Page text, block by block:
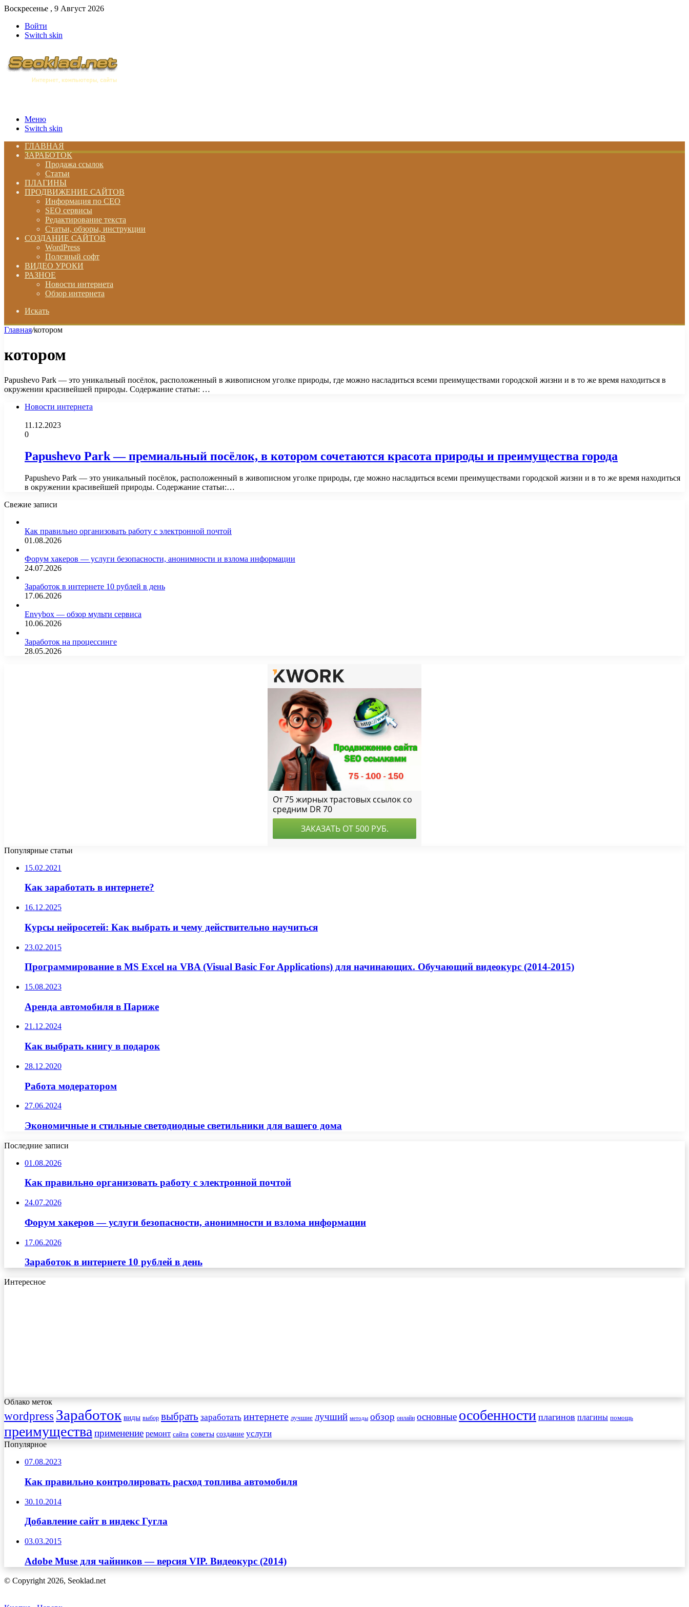
Воскресенье , 9 Август 2026
Войти
Switch skin
Меню
Switch skin
ГЛАВНАЯ
ЗАРАБОТОК
Продажа ссылок
Статьи
ПЛАГИНЫ
ПРОДВИЖЕНИЕ САЙТОВ
Информация по СЕО
SEO сервисы
Редактирование текста
Статьи, обзоры, инструкции
СОЗДАНИЕ САЙТОВ
WordPress
Полезный софт
ВИДЕО УРОКИ
РАЗНОЕ
Новости интернета
Обзор интернета
Искать
Главная/котором
котором
Papushevo Park — это уникальный посёлок, расположенный в живописном уголке природы, где можно насладиться всеми преимуществами городской жизни и в то же время находиться в
окружении красивейшей природы. Содержание статьи: …
Новости интернета
11.12.2023
0
Papushevo Park — премиальный посёлок, в котором сочетаются красота природы и преимущества города
Papushevo Park — это уникальный посёлок, расположенный в живописном уголке природы, где можно насладиться всеми преимуществами городской жизни и в то же время находиться
в окружении красивейшей природы. Содержание статьи:…
Свежие записи
Как правильно организовать работу с электронной почтой
01.08.2026
Форум хакеров — услуги безопасности, анонимности и взлома информации
24.07.2026
Заработок в интернете 10 рублей в день
17.06.2026
Envybox — обзор мульти сервиса
10.06.2026
Заработок на процессинге
28.05.2026
Популярные статьи
15.02.2021
Как заработать в интернете?
16.12.2025
Курсы нейросетей: Как выбрать и чему действительно научиться
23.02.2015
Программирование в MS Excel на VBA (Visual Basic For Applications) для начинающих. Обучающий видеокурс (2014-2015)
15.08.2023
Аренда автомобиля в Париже
21.12.2024
Как выбрать книгу в подарок
28.12.2020
Работа модератором
27.06.2024
Экономичные и стильные светодиодные светильники для вашего дома
Последние записи
01.08.2026
Как правильно организовать работу с электронной почтой
24.07.2026
Форум хакеров — услуги безопасности, анонимности и взлома информации
17.06.2026
Заработок в интернете 10 рублей в день
Интересное
Облако меток
wordpress Заработок виды выбор выбрать заработать интернете лучшие лучший методы обзор онлайн основные особенности плагинов плагины помощь
преимущества применение ремонт сайта советы создание услуги
Популярное
07.08.2023
Как правильно контролировать расход топлива автомобиля
30.10.2014
Добавление сайт в индекс Гугла
03.03.2015
Adobe Muse для чайников — версия VIP. Видеокурс (2014)
© Copyright 2026, Seoklad.net